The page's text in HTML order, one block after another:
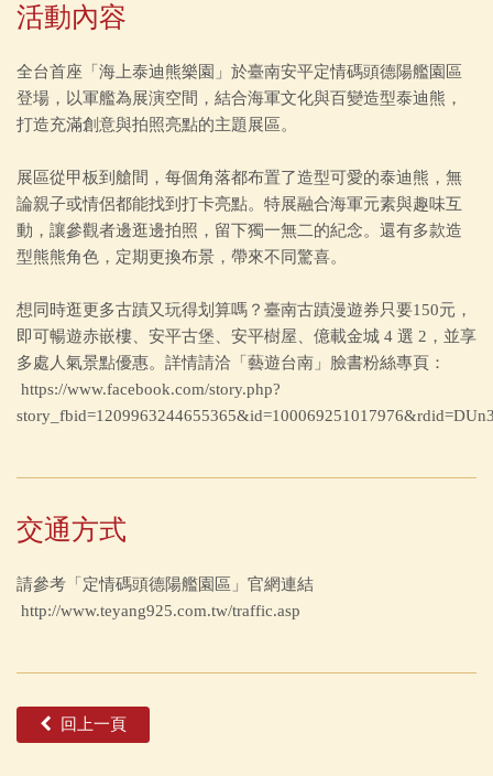
活動內容
全台首座「海上泰迪熊樂園」於臺南安平定情碼頭德陽艦園區
登場，以軍艦為展演空間，結合海軍文化與百變造型泰迪熊，
打造充滿創意與拍照亮點的主題展區。
展區從甲板到艙間，每個角落都布置了造型可愛的泰迪熊，無
論親子或情侶都能找到打卡亮點。特展融合海軍元素與趣味互
動，讓參觀者邊逛邊拍照，留下獨一無二的紀念。還有多款造
型熊熊角色，定期更換布景，帶來不同驚喜。
想同時逛更多古蹟又玩得划算嗎？臺南古蹟漫遊券只要150元，
即可暢遊赤嵌樓、安平古堡、安平樹屋、億載金城 4 選 2，並享
多處人氣景點優惠。詳情請洽「藝遊台南」臉書粉絲專頁：
https://www.facebook.com/story.php?
交通方式
請參考「定情碼頭德陽艦園區」官網連結
http://www.teyang925.com.tw/traffic.asp
回上一頁